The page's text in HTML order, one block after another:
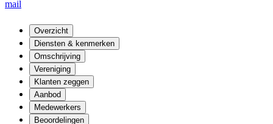
mail
Overzicht
Diensten & kenmerken
Omschrijving
Vereniging
Klanten zeggen
Aanbod
Medewerkers
Beoordelingen